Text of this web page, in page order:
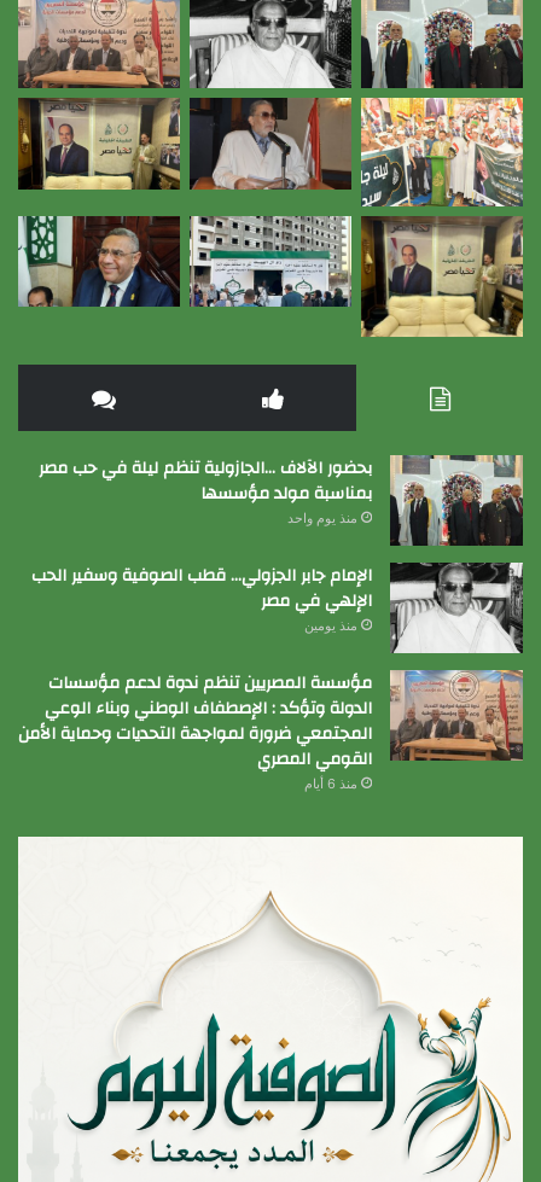
بحضور الآلاف …الجازولية تنظم ليلة في حب مصر
بمناسبة مولد مؤسسها
منذ يوم واحد
الإمام جابر الجزولي… قطب الصوفية وسفير الحب
الإلهي في مصر
منذ يومين
مؤسسة المصريين تنظم ندوة لدعم مؤسسات
الدولة وتؤكد : الإصطفاف الوطني وبناء الوعي
المجتمعي ضرورة لمواجهة التحديات وحماية الأمن
القومي المصري
منذ 6 أيام